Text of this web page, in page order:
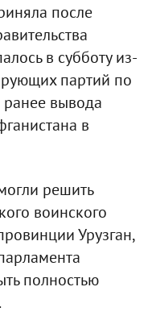
после
в субботу из-
партий по
ранее вывода
в
решить
воинского
Урузган,
полностью